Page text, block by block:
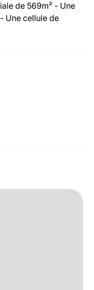
de 569m² - Une
Une cellule de